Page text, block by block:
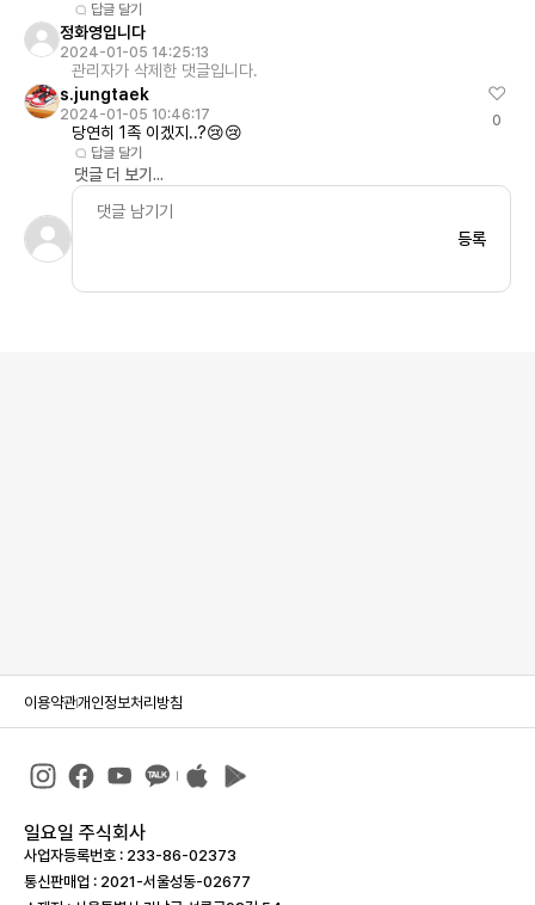
답글 달기
정화영입니다
2024-01-05 14:25:13
관리자가 삭제한 댓글입니다.
s.jungtaek
2024-01-05 10:46:17
당연히 1족 이겠지..?😢😢
답글 달기
0
댓글 더 보기...
등록
이용약관개인정보처리방침
일요일 주식회사
사업자등록번호 : 233-86-023­73
통신판매업 : 2021-서울성동-02677